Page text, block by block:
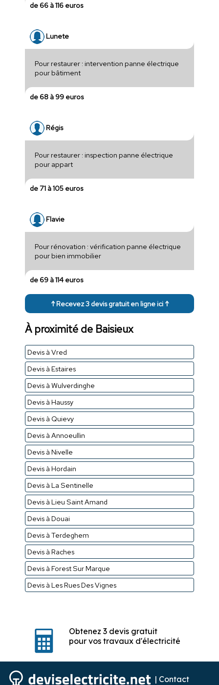
de 66 à 116 euros
Lunete
Pour restaurer : intervention panne électrique
pour bâtiment
de 68 à 99 euros
Régis
Pour restaurer : inspection panne électrique
pour appart
de 71 à 105 euros
Flavie
Pour rénovation : vérification panne électrique
pour bien immobilier
de 69 à 114 euros
↑ Recevez 3 devis gratuit en ligne ici ↑
À proximité de Baisieux
Devis à Vred
Devis à Estaires
Devis à Wulverdinghe
Devis à Haussy
Devis à Quievy
Devis à Annoeullin
Devis à Nivelle
Devis à Hordain
Devis à La Sentinelle
Devis à Lieu Saint Amand
Devis à Douai
Devis à Terdeghem
Devis à Raches
Devis à Forest Sur Marque
Devis à Les Rues Des Vignes
Obtenez 3 devis gratuit
pour vos travaux d'électricité
| Contact